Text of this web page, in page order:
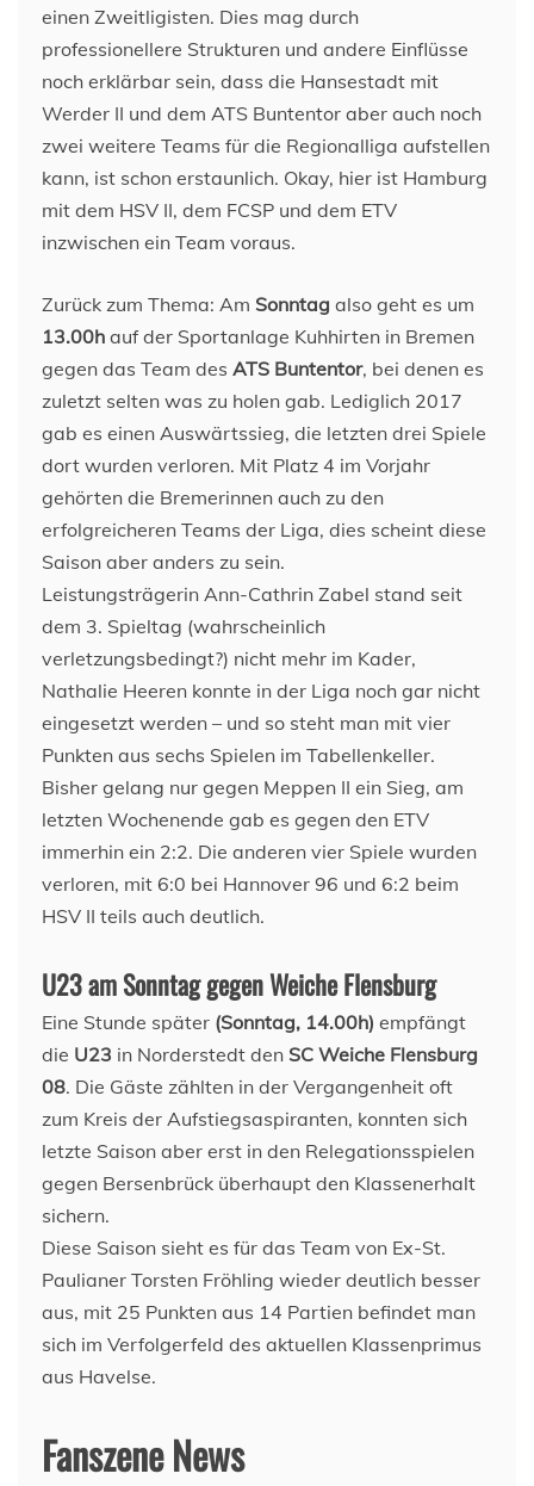
einen Zweitligisten. Dies mag durch
professionellere Strukturen und andere Einflüsse
noch erklärbar sein, dass die Hansestadt mit
Werder II und dem ATS Buntentor aber auch noch
zwei weitere Teams für die Regionalliga aufstellen
kann, ist schon erstaunlich. Okay, hier ist Hamburg
mit dem HSV II, dem FCSP und dem ETV
inzwischen ein Team voraus.
Zurück zum Thema: Am Sonntag also geht es um
13.00h auf der Sportanlage Kuhhirten in Bremen
gegen das Team des ATS Buntentor, bei denen es
zuletzt selten was zu holen gab. Lediglich 2017
gab es einen Auswärtssieg, die letzten drei Spiele
dort wurden verloren. Mit Platz 4 im Vorjahr
gehörten die Bremerinnen auch zu den
erfolgreicheren Teams der Liga, dies scheint diese
Saison aber anders zu sein.
Leistungsträgerin Ann-Cathrin Zabel stand seit
dem 3. Spieltag (wahrscheinlich
verletzungsbedingt?) nicht mehr im Kader,
Nathalie Heeren konnte in der Liga noch gar nicht
eingesetzt werden – und so steht man mit vier
Punkten aus sechs Spielen im Tabellenkeller.
Bisher gelang nur gegen Meppen II ein Sieg, am
letzten Wochenende gab es gegen den ETV
immerhin ein 2:2. Die anderen vier Spiele wurden
verloren, mit 6:0 bei Hannover 96 und 6:2 beim
HSV II teils auch deutlich.
U23 am Sonntag gegen Weiche Flensburg
Eine Stunde später (Sonntag, 14.00h) empfängt
die U23 in Norderstedt den SC Weiche Flensburg
08. Die Gäste zählten in der Vergangenheit oft
zum Kreis der Aufstiegsaspiranten, konnten sich
letzte Saison aber erst in den Relegationsspielen
gegen Bersenbrück überhaupt den Klassenerhalt
sichern.
Diese Saison sieht es für das Team von Ex-St.
Paulianer Torsten Fröhling wieder deutlich besser
aus, mit 25 Punkten aus 14 Partien befindet man
sich im Verfolgerfeld des aktuellen Klassenprimus
aus Havelse.
Fanszene News